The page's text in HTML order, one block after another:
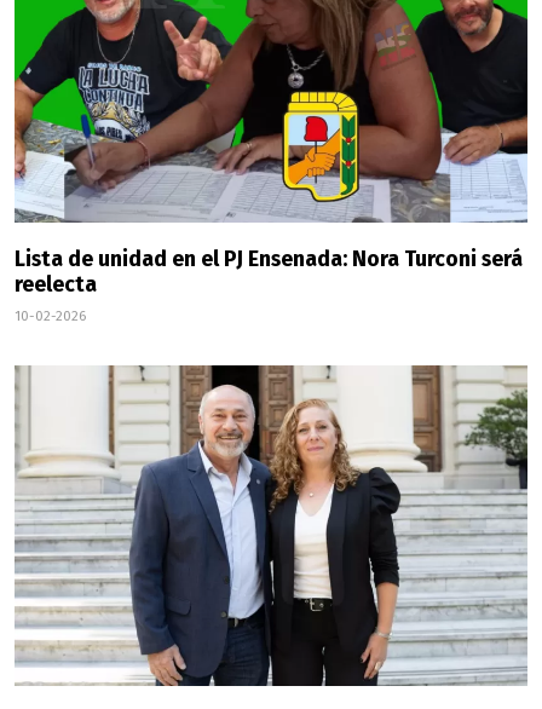
Lista de unidad en el PJ Ensenada: Nora Turconi será
reelecta
10-02-2026